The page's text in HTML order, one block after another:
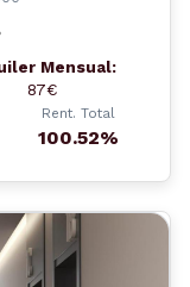
Mensual:
87€
Rent. Total
100.52%